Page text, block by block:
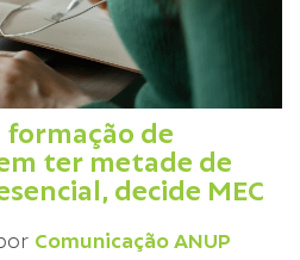
formação de
ter metade de
decide MEC
Comunicação ANUP